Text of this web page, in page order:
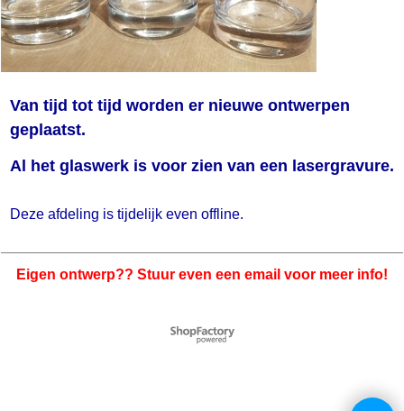
Van tijd tot tijd worden er nieuwe ontwerpen
geplaatst.
Al het glaswerk is voor zien van een lasergravure.
Deze afdeling is tijdelijk even offline.
Eigen ontwerp?? Stuur even een email voor meer info!
Webwinkel gemaakt met
ShopFactory webwinkel